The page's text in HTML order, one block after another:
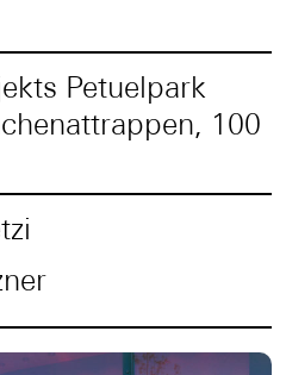
Petuelpark
100